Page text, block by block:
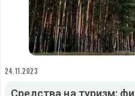
24.11.2023
Средства на туризм: